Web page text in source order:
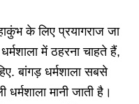
के लिए प्रयागराज जा
में ठहरना चाहते हैं,
बांगड़ धर्मशाला सबसे
मानी जाती है।